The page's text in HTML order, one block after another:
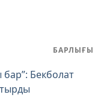
БАРЛЫҒЫ
Бекболат